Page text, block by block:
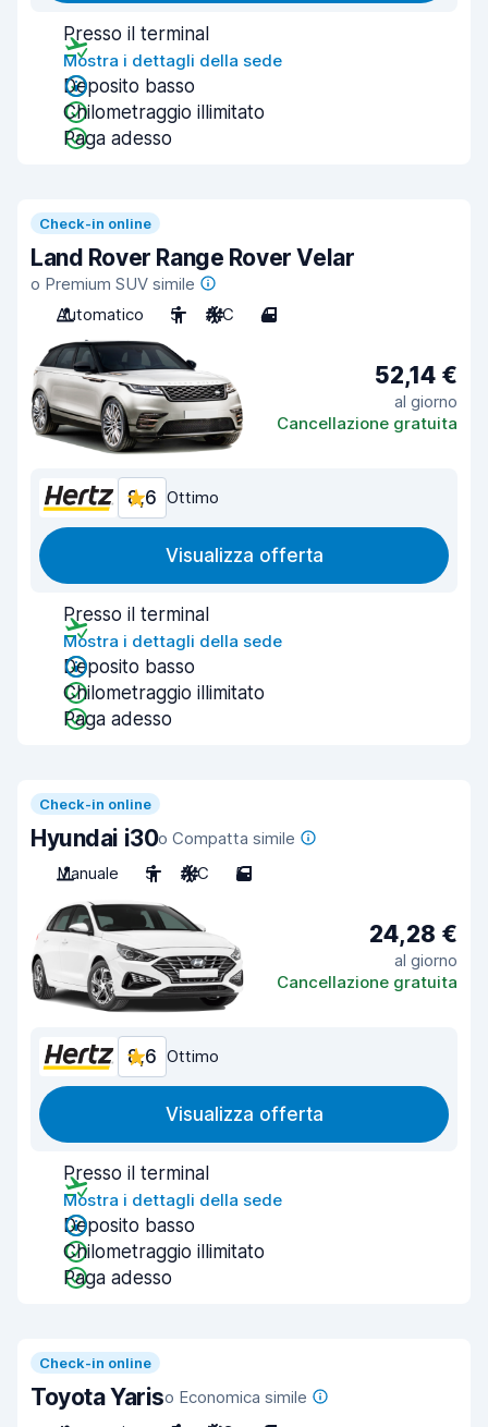
Presso il terminal
Mostra i dettagli della sede
Deposito basso
Chilometraggio illimitato
Paga adesso
Check-in online
Land Rover Range Rover Velar
o Premium SUV simile
Automatico
5 A/C 4
52,14 €
al giorno
Cancellazione gratuita
8,6 Ottimo
Visualizza offerta
Presso il terminal
Mostra i dettagli della sede
Deposito basso
Chilometraggio illimitato
Paga adesso
Check-in online
Hyundai i30o Compatta simile
Manuale
5 A/C 5
24,28 €
al giorno
Cancellazione gratuita
8,6 Ottimo
Visualizza offerta
Presso il terminal
Mostra i dettagli della sede
Deposito basso
Chilometraggio illimitato
Paga adesso
Check-in online
Toyota Yariso Economica simile